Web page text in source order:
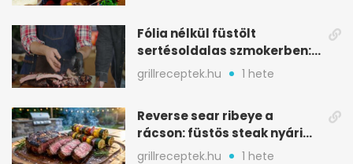
Fólia nélkül füstölt
sertésoldalas szmokerben:
ropogós bark, 6 óra
grillreceptek.hu 1 hete
Reverse sear ribeye a
rácson: füstös steak nyári
tökkebabbal
grillreceptek.hu 1 hete